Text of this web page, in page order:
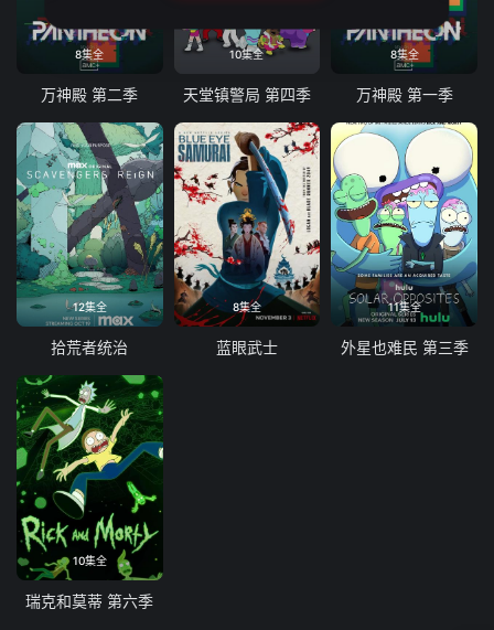
8集全
万神殿 第二季
10集全
天堂镇警局 第四季
8集全
万神殿 第一季
12集全
拾荒者统治
8集全
蓝眼武士
11集全
外星也难民 第三季
10集全
瑞克和莫蒂 第六季